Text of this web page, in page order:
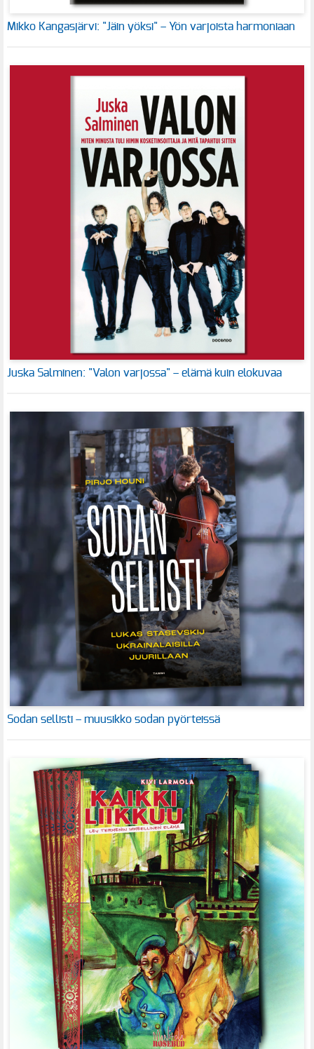
Mikko Kangasjärvi: "Jäin yöksi" – Yön varjoista harmoniaan
Juska Salminen: "Valon varjossa" – elämä kuin elokuvaa
Sodan sellisti – muusikko sodan pyörteissä